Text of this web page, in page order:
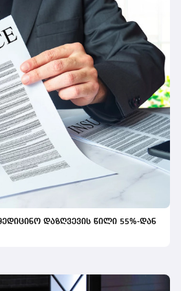
დაზღვევის წილი 55%-დან